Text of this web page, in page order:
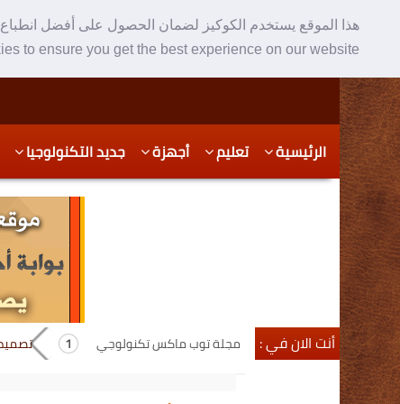
هذا الموقع يستخدم الكوكيز لضمان الحصول على أفضل انطباع
to ensure you get the best experience on our website
Skip
to
content
Skip
to
secondary
content
الرئيسية تعليم أجهزة جديد التكنولوجيا
أنت الان في : مجلة توب ماكس تكنولوجي